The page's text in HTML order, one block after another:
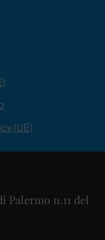
(UE)
n.11 del